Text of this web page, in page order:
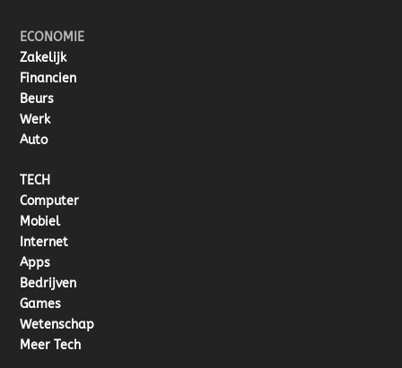
ECONOMIE
Zakelijk
Financien
Beurs
Werk
Auto
TECH
Computer
Mobiel
Internet
Apps
Bedrijven
Games
Wetenschap
Meer Tech